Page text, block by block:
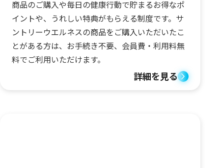
商品のご購入や毎日の健康行動で貯まるお得なポ
イントや、うれしい特典がもらえる制度です。サ
ントリーウエルネスの商品をご購入いただいたこ
とがある方は、お手続き不要、会員費・利用料無
料でご利用いただけます。
詳細を見る